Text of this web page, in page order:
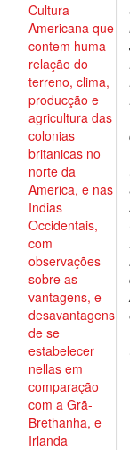
Cultura
Americana que
contem huma
relação do
terreno, clima,
producção e
agricultura das
colonias
britanicas no
norte da
America, e nas
Indias
Occidentais,
com
observações
sobre as
vantagens, e
desavantagens
de se
estabelecer
nellas em
comparação
com a Grã-
Brethanha, e
Irlanda